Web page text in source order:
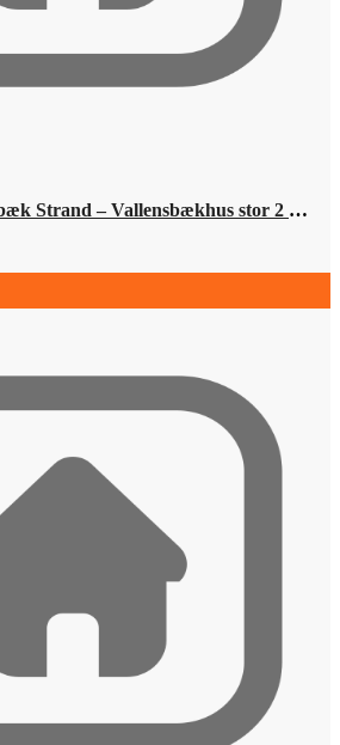
København, Vallensbæk Strand – Vallensbækhus stor 2 værelser